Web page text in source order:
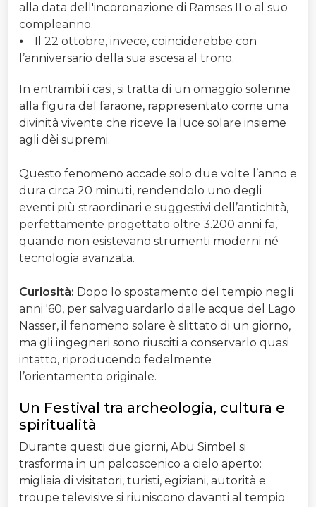
alla data dell'incoronazione di Ramses II o al suo
compleanno.
⦁ Il 22 ottobre, invece, coinciderebbe con
l’anniversario della sua ascesa al trono.
In entrambi i casi, si tratta di un omaggio solenne
alla figura del faraone, rappresentato come una
divinità vivente che riceve la luce solare insieme
agli dèi supremi.
Questo fenomeno accade solo due volte l’anno e
dura circa 20 minuti, rendendolo uno degli
eventi più straordinari e suggestivi dell’antichità,
perfettamente progettato oltre 3.200 anni fa,
quando non esistevano strumenti moderni né
tecnologia avanzata.
Curiosità: Dopo lo spostamento del tempio negli
anni '60, per salvaguardarlo dalle acque del Lago
Nasser, il fenomeno solare è slittato di un giorno,
ma gli ingegneri sono riusciti a conservarlo quasi
intatto, riproducendo fedelmente
l’orientamento originale.
Un Festival tra archeologia, cultura e
spiritualità
Durante questi due giorni, Abu Simbel si
trasforma in un palcoscenico a cielo aperto:
migliaia di visitatori, turisti, egiziani, autorità e
troupe televisive si riuniscono davanti al tempio